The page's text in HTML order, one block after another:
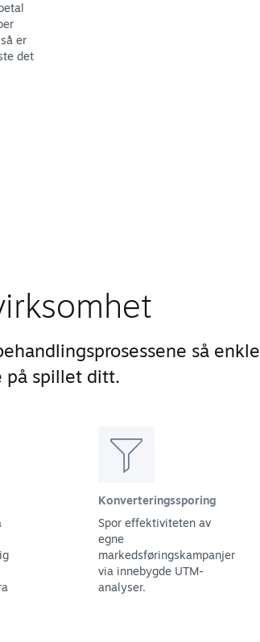
er
det
så enkle
på spillet ditt.
Konverteringssporing
Spor effektiviteten av
egne
markedsføringskampanjer
via innebygde UTM-
analyser.